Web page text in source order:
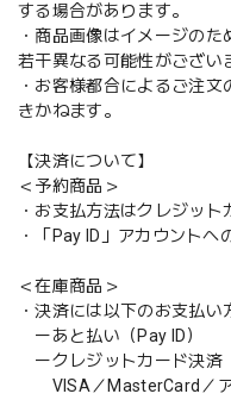
する場合があります。
・商品画像はイメージの
若干異なる可能性がござい
・お客様都合によるご注
きかねます。
【決済について】
＜予約商品＞
・お支払方法はクレジット
・「Pay ID」アカウントへ
＜在庫商品＞
・決済には以下のお支払い
ーあと払い（Pay ID）
ークレジットカード決済
VISA／MasterCard／ア